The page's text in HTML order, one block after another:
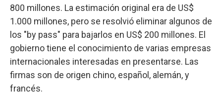
800 millones. La estimación original era de US$
1.000 millones, pero se resolvió eliminar algunos de
los "by pass" para bajarlos en US$ 200 millones. El
gobierno tiene el conocimiento de varias empresas
internacionales interesadas en presentarse. Las
firmas son de origen chino, español, alemán, y
francés.